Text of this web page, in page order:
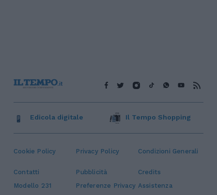
Cookie Policy Privacy Policy Condizioni Generali
Contatti Pubblicità
Credits
Modello 231
Preferenze Privacy Assistenza
Edicola digitale Il Tempo Shopping